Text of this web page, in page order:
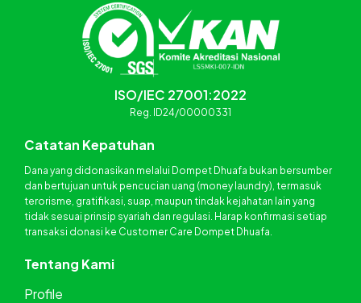
ISO/IEC 27001:2022
Reg. ID24/00000331
Catatan Kepatuhan
Dana yang didonasikan melalui Dompet Dhuafa bukan bersumber
dan bertujuan untuk pencucian uang (money laundry), termasuk
terorisme, gratifikasi, suap, maupun tindak kejahatan lain yang
tidak sesuai prinsip syariah dan regulasi. Harap konfirmasi setiap
transaksi donasi ke Customer Care Dompet Dhuafa.
Tentang Kami
Profile